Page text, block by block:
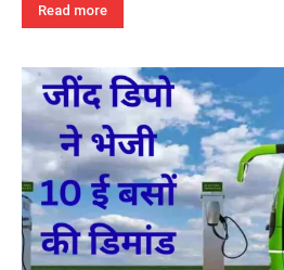
Read more